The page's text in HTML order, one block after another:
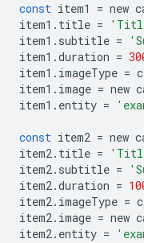
const item1 = new
item1 . title =
item1 . subtitle =
item1 .duration =
item1 . imageType =
item1 . image = new
item1 . entity =
const item2 = new
item2. title =
item2. subtitle =
item2.duration =
item2. imageType =
item2. image = new
item2. entity =